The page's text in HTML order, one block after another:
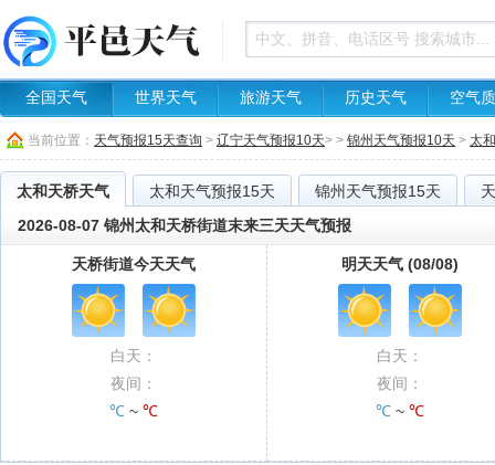
全国天气 世界天气 旅游天气 历史天气 空气
当前位置： 天气预报15天查询 > 辽宁天气预报10天> > 锦州天气预报10天 > 太
太和天桥天气 太和天气预报15天 锦州天气预报15天
2026-08-07 锦州太和天桥街道末来三天天气预报
天桥街道今天天气
白天：
夜间：
℃ ~ ℃
明天天气 (08/08)
白天：
夜间：
℃ ~ ℃